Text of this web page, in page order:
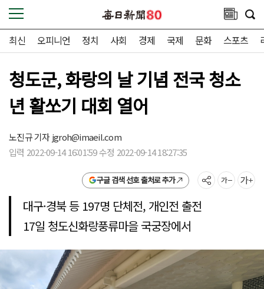
최신 오피니언 정치 사회 경제 국제 문화 스포츠
청도군, 화랑의 날 기념 전국 청소
년 활쏘기 대회 열어
노진규 기자jgroh@imaeil.com
입력 2022-09-14 16:01:59 수정 2022-09-14 18:27:35
구글 검색 선호 출처로 추가
대구·경북 등 197명 단체전, 개인전 출전
17일 청도신화랑풍류마을 국궁장에서